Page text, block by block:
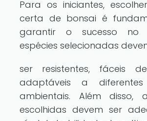
Para os iniciantes,
certa de bonsai é
garantir o sucesso no
espécies selecionadas
ser resistentes, fáceis
adaptáveis a diferentes
ambientais. Além disso,
escolhidas devem ser